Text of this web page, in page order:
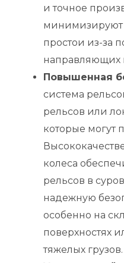
и точное
минимизируют
простои из-за
направляющих
Повышенная
система
рельсов или
которые могут
колеса
рельсов в
надежную
особенно на
поверхностях
тяжелых грузов.